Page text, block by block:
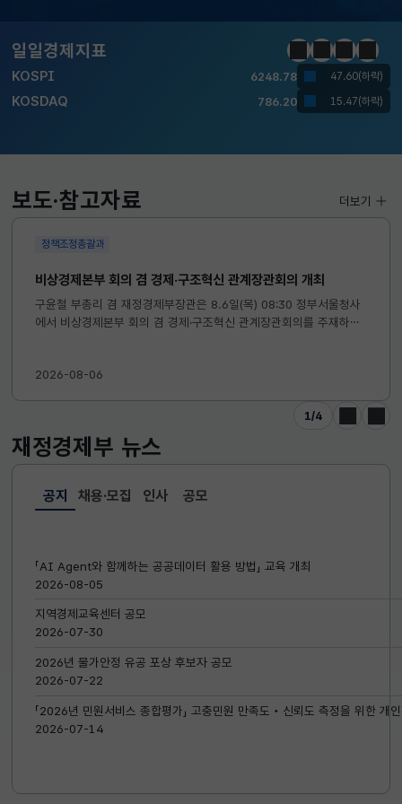
일일경제지표
KOSPI 6248.78 47.60(하락)
KOSDAQ 786.20 15.47(하락)
달러-원
KOSPI 47.60(하락)
달러-원 1420.1000 3.7000(하락)
정지이전다음일일경
보도·참고자료
정책조정총괄과
비상경제본부 회의 겸 경제·구조혁신 관계장관회의 개최
구윤철 부총리 겸 재정경제부장관은 8.6일(목) 08:30 정부서울청사
에서 비상경제본부 회의 겸 경제·구조혁신 관계장관회의를 주재하였
2026-08-06
1/4
이전 다음
더보기
재정경제부 뉴스
공지
선택됨
공지
「AI Agent와 함께하는 공공데이터 활용 방법」 교육 개최
2026-08-05
지역경제교육센터 공모
2026-07-30
2026년 물가안정 유공 포상 후보자 공모
2026-07-22
「2026년 민원서비스 종합평가」 고충민원 만족도‧신뢰도 측정을 위한 개
2026-07-14
채용·모집 인사 공모